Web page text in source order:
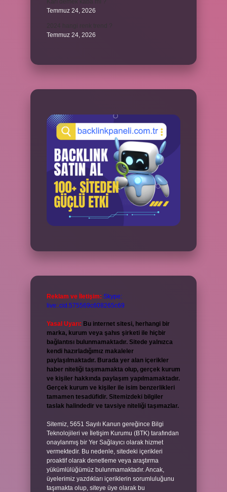
Temmuz 24, 2026
Temmuz 24, 2026
Reklam ve İletişim: Skype:
live:.cid.575569c608265c69
Yasal Uyarı: Bu internet sitesi, herhangi bir
marka, kurum veya şahıs şirketi ile hiçbir
bağlantısı bulunmamaktadır. Sitede yalnızca
kendi hazırladığımız makaleler
paylaşılmaktadır. Burada yer alan içerikler
haber niteliği taşımamakta olup, gerçek kurum
ve kişiler hakkında paylaşım yapılmamaktadır.
Gerçek kurum ve kişiler ile isim benzerlikleri
tamamen tesadüfidir. Sitemizdeki bilgiler
taslak halindedir ve tavsiye niteliği taşımazlar.
Sitemiz, 5651 Sayılı Kanun gereğince Bilgi
Teknolojileri ve İletişim Kurumu (BTK) tarafından
onaylanmış bir Yer Sağlayıcı olarak hizmet
vermektedir. Bu nedenle, sitedeki içerikleri
proaktif olarak denetleme veya araştırma
yükümlülüğümüz bulunmamaktadır. Ancak,
üyelerimiz yazdıkları içeriklerin sorumluluğunu
taşımakta olup, siteye üye olarak bu